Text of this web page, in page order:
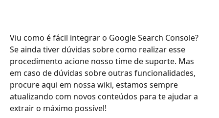
Viu como é fácil integrar o Google Search Console?
Se ainda tiver dúvidas sobre como realizar esse
procedimento acione nosso time de suporte. Mas
em caso de dúvidas sobre outras funcionalidades,
procure aqui em nossa wiki, estamos sempre
atualizando com novos conteúdos para te ajudar a
extrair o máximo possível!